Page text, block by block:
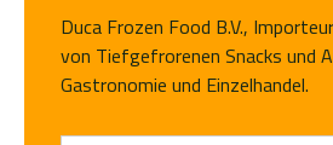
Duca Frozen Food B.V.,
von Tiefgefrorenen Snacks und
Gastronomie und Einzelhandel.